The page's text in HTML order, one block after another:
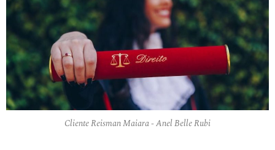
Cliente Reisman Maiara - Anel Belle Rubi